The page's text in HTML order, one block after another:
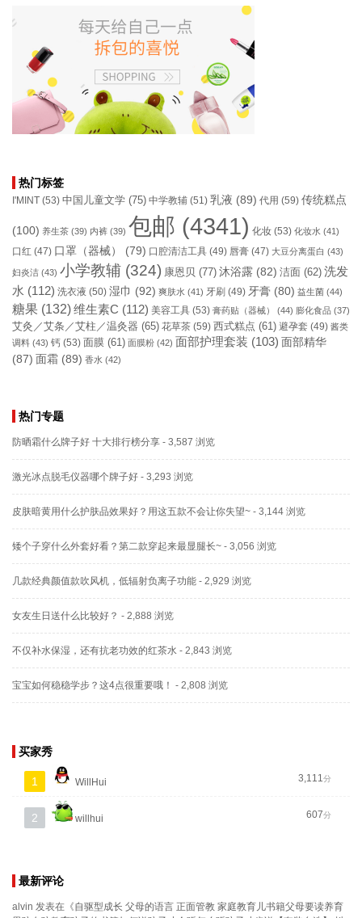
热门标签
I'MINT (53) 中国儿童文学 (75) 中学教辅 (51) 乳液 (89) 代用 (59) 传统糕点
(100) 养生茶 (39) 内裤 (39) 包邮 (4341) 化妆 (53) 化妆水 (41)
口红 (47) 口罩（器械） (79) 口腔清洁工具 (49) 唇膏 (47) 大豆分离蛋白 (43)
妇炎洁 (43) 小学教辅 (324) 康恩贝 (77) 沐浴露 (82) 洁面 (62) 洗发
水 (112) 洗衣液 (50) 湿巾 (92) 爽肤水 (41) 牙刷 (49) 牙膏 (80) 益生菌 (44)
糖果 (132)维生素C (112) 美容工具 (53) 膏药贴（器械） (44) 膨化食品 (37)
艾灸／艾条／艾柱／温灸器 (65) 花草茶 (59) 西式糕点 (61) 避孕套 (49) 酱类
调料 (43) 钙 (53) 面膜 (61) 面膜粉 (42) 面部护理套装 (103) 面部精华
(87) 面霜 (89) 香水 (42)
热门专题
防晒霜什么牌子好 十大排行榜分享 - 3,587 浏览
激光冰点脱毛仪器哪个牌子好 - 3,293 浏览
皮肤暗黄用什么护肤品效果好？用这五款不会让你失望~ - 3,144 浏览
矮个子穿什么外套好看？第二款穿起来最显腿长~ - 3,056 浏览
几款经典颜值款吹风机，低辐射负离子功能 - 2,929 浏览
女友生日送什么比较好？ - 2,888 浏览
不仅补水保湿，还有抗老功效的红茶水 - 2,843 浏览
宝宝如何稳稳学步？这4点很重要哦！ - 2,808 浏览
买家秀
1 WillHui 3,111 分
2 willhui 607分
最新评论
alvin 发表在《自驱型成长 父母的语言 正面管教 家庭教育儿书籍父母要读养育